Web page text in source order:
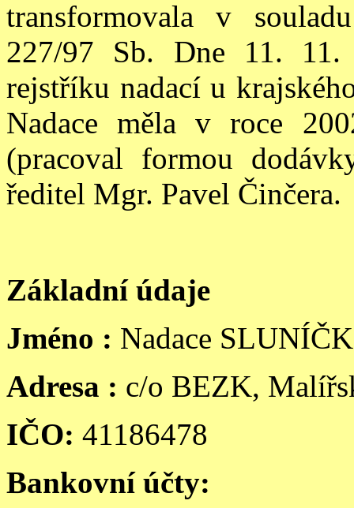
transformovala v
227/97 Sb. Dne 11. 11.
rejstříku nadací u
Nadace měla v roce
(pracoval formou
ředitel Mgr. Pavel Činčera.
Základní údaje
Jméno : Nadace
Adresa : c/o BEZK,
IČO: 41186478
Bankovní účty: